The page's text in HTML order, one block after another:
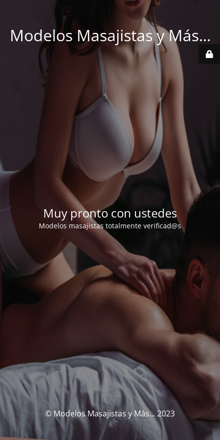
Modelos Masajistas y Más...
Muy pronto con ustedes
Modelos masajistas totalmente verificad@s
© Modelos Masajistas y Más... 2023